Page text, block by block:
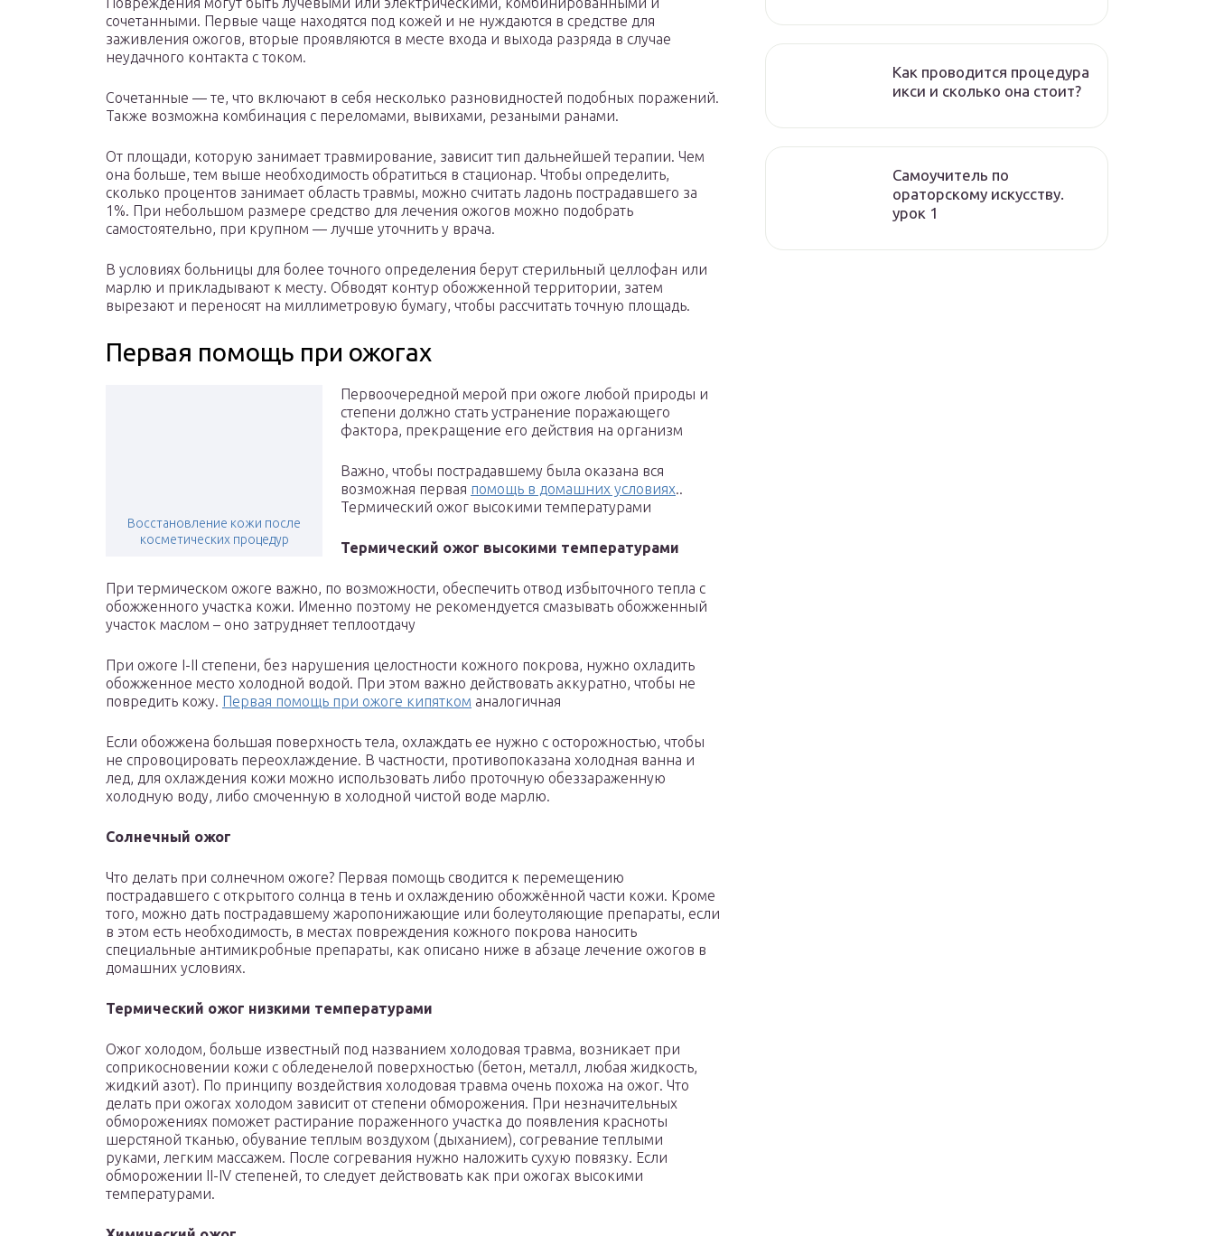
сочетанными. Первые чаще находятся под кожей и не нуждаются в средстве для
заживления ожогов, вторые проявляются в месте входа и выхода разряда в случае
неудачного контакта с током.
Сочетанные — те, что включают в себя несколько разновидностей подобных поражений.
Также возможна комбинация с переломами, вывихами, резаными ранами.
От площади, которую занимает травмирование, зависит тип дальнейшей терапии. Чем
она больше, тем выше необходимость обратиться в стационар. Чтобы определить,
сколько процентов занимает область травмы, можно считать ладонь пострадавшего за
1%. При небольшом размере средство для лечения ожогов можно подобрать
самостоятельно, при крупном — лучше уточнить у врача.
В условиях больницы для более точного определения берут стерильный целлофан или
марлю и прикладывают к месту. Обводят контур обожженной территории, затем
вырезают и переносят на миллиметровую бумагу, чтобы рассчитать точную площадь.
Первая помощь при ожогах
Восстановление кожи после
косметических процедур
Первоочередной мерой при ожоге любой природы и
степени должно стать устранение поражающего
фактора, прекращение его действия на организм
Важно, чтобы пострадавшему была оказана вся
возможная первая помощь в домашних условиях..
Термический ожог высокими температурами
Термический ожог высокими температурами
При термическом ожоге важно, по возможности, обеспечить отвод избыточного тепла с
обожженного участка кожи. Именно поэтому не рекомендуется смазывать обожженный
участок маслом – оно затрудняет теплоотдачу
При ожоге I-II степени, без нарушения целостности кожного покрова, нужно охладить
обожженное место холодной водой. При этом важно действовать аккуратно, чтобы не
повредить кожу. Первая помощь при ожоге кипятком аналогичная
Если обожжена большая поверхность тела, охлаждать ее нужно с осторожностью, чтобы
не спровоцировать переохлаждение. В частности, противопоказана холодная ванна и
лед, для охлаждения кожи можно использовать либо проточную обеззараженную
холодную воду, либо смоченную в холодной чистой воде марлю.
Солнечный ожог
Что делать при солнечном ожоге? Первая помощь сводится к перемещению
пострадавшего с открытого солнца в тень и охлаждению обожжённой части кожи. Кроме
того, можно дать пострадавшему жаропонижающие или болеутоляющие препараты, если
в этом есть необходимость, в местах повреждения кожного покрова наносить
специальные антимикробные препараты, как описано ниже в абзаце лечение ожогов в
домашних условиях.
Термический ожог низкими температурами
Ожог холодом, больше известный под названием холодовая травма, возникает при
соприкосновении кожи с обледенелой поверхностью (бетон, металл, любая жидкость,
жидкий азот). По принципу воздействия холодовая травма очень похожа на ожог. Что
делать при ожогах холодом зависит от степени обморожения. При незначительных
обморожениях поможет растирание пораженного участка до появления красноты
шерстяной тканью, обувание теплым воздухом (дыханием), согревание теплыми
руками, легким массажем. После согревания нужно наложить сухую повязку. Если
обморожении II-IV степеней, то следует действовать как при ожогах высокими
температурами.
Как проводится процедура
икси и сколько она стоит?
Самоучитель по
ораторскому искусству.
урок 1